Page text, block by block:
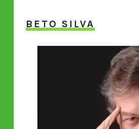
BETO SILVA